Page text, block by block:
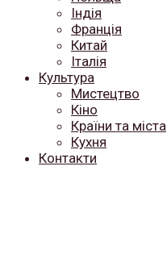
Індія
Франція
Китай
Італія
Культура
Мистецтво
Кіно
Країни та міста
Кухня
Контакти